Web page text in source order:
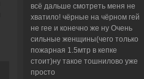
всё дальше смотреть меня не
хватило! чёрные на чёрном гей
не гее и конечно же ну Очень
сильные женщины(чего только
пожарная 1.5мтр в кепке
стоит)ну такое тошнилово уже
просто